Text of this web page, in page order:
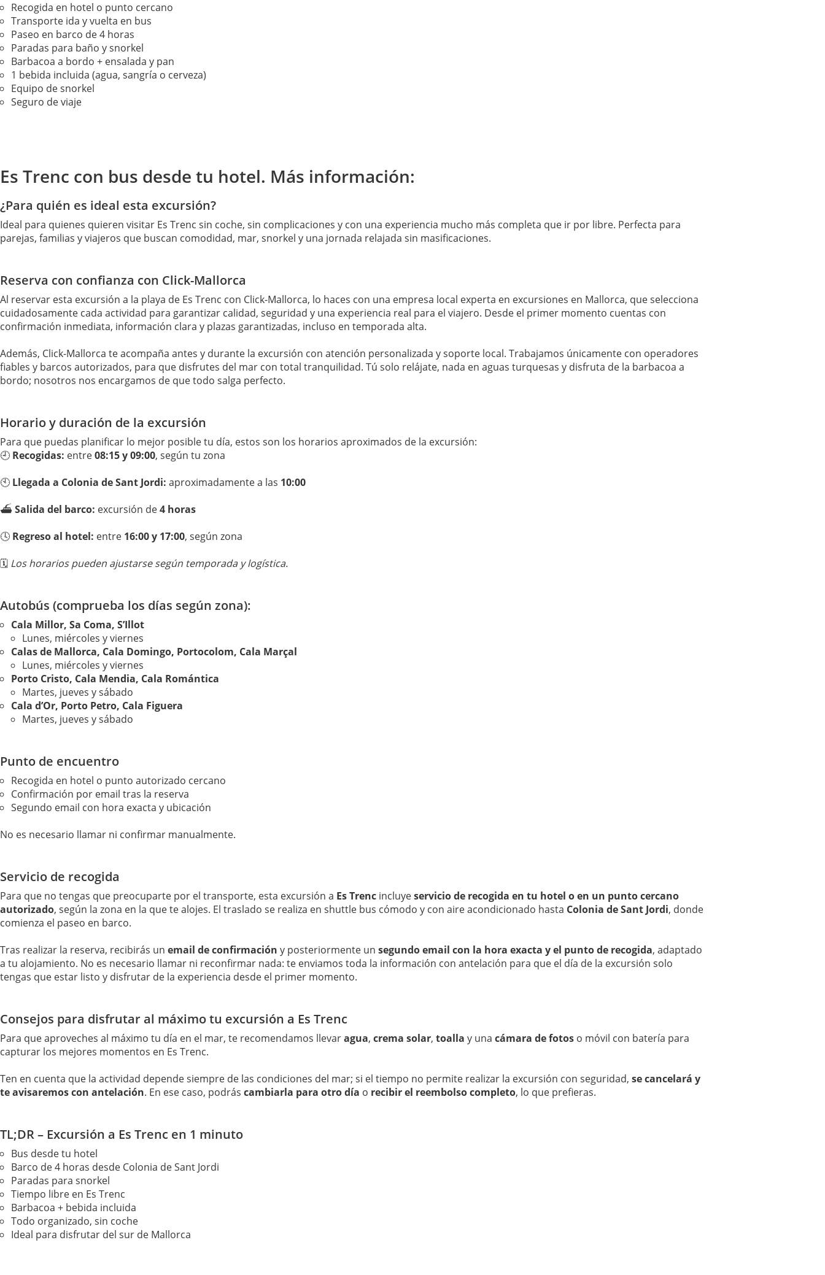
Recogida en hotel o punto cercano
Transporte ida y vuelta en bus
Paseo en barco de 4 horas
Paradas para baño y snorkel
Barbacoa a bordo + ensalada y pan
1 bebida incluida (agua, sangría o cerveza)
Equipo de snorkel
Seguro de viaje
Es Trenc con bus desde tu hotel. Más información:
¿Para quién es ideal esta excursión?
Ideal para quienes quieren visitar Es Trenc sin coche, sin complicaciones y con una experiencia mucho más completa que ir por libre. Perfecta para
parejas, familias y viajeros que buscan comodidad, mar, snorkel y una jornada relajada sin masificaciones.
Reserva con confianza con Click-Mallorca
Al reservar esta excursión a la playa de Es Trenc con Click-Mallorca, lo haces con una empresa local experta en excursiones en Mallorca, que selecciona
cuidadosamente cada actividad para garantizar calidad, seguridad y una experiencia real para el viajero. Desde el primer momento cuentas con
confirmación inmediata, información clara y plazas garantizadas, incluso en temporada alta.
Además, Click-Mallorca te acompaña antes y durante la excursión con atención personalizada y soporte local. Trabajamos únicamente con operadores
fiables y barcos autorizados, para que disfrutes del mar con total tranquilidad. Tú solo relájate, nada en aguas turquesas y disfruta de la barbacoa a
bordo; nosotros nos encargamos de que todo salga perfecto.
Horario y duración de la excursión
Para que puedas planificar lo mejor posible tu día, estos son los horarios aproximados de la excursión:
🕘 Recogidas: entre08:15 y 09:00, según tu zona
🕙 Llegada a Colonia de Sant Jordi: aproximadamente a las 10:00
⛴️Salida del barco: excursión de4 horas
🕓 Regreso al hotel: entre 16:00 y 17:00, según zona
🗓️ Los horarios pueden ajustarse según temporada y logística.
Autobús (comprueba los días según zona):
Cala Millor, Sa Coma, S’Illot
Lunes, miércoles y viernes
Calas de Mallorca, Cala Domingo, Portocolom, Cala Marçal
Lunes, miércoles y viernes
Porto Cristo, Cala Mendia, Cala Romántica
Martes, jueves y sábado
Cala d’Or, Porto Petro, Cala Figuera
Martes, jueves y sábado
Punto de encuentro
Recogida en hotel o punto autorizado cercano
Confirmación por email tras la reserva
Segundo email con hora exacta y ubicación
No es necesario llamar ni confirmar manualmente.
Servicio de recogida
Para que no tengas que preocuparte por el transporte, esta excursión a Es Trenc incluyeservicio de recogida en tu hotel o en un punto cercano
autorizado, según la zona en la que te alojes. El traslado se realiza en shuttle bus cómodo y con aire acondicionado hasta Colonia de Sant Jordi, donde
comienza el paseo en barco.
Tras realizar la reserva, recibirás un email de confirmación y posteriormente un segundo email con la hora exacta y el punto de recogida, adaptado
a tu alojamiento. No es necesario llamar ni reconfirmar nada: te enviamos toda la información con antelación para que el día de la excursión solo
tengas que estar listo y disfrutar de la experiencia desde el primer momento.
Consejos para disfrutar al máximo tu excursión a Es Trenc
Para que aproveches al máximo tu día en el mar, te recomendamos llevaragua, crema solar, toalla y una cámara de fotos o móvil con batería para
capturar los mejores momentos en Es Trenc.
Ten en cuenta que la actividad depende siempre de las condiciones del mar; si el tiempo no permite realizar la excursión con seguridad, se cancelará y
te avisaremos con antelación. En ese caso, podrás cambiarla para otro día o recibir el reembolso completo, lo que prefieras.
TL;DR – Excursión a Es Trenc en 1 minuto
Bus desde tu hotel
Barco de 4 horas desde Colonia de Sant Jordi
Paradas para snorkel
Tiempo libre en Es Trenc
Barbacoa + bebida incluida
Todo organizado, sin coche
Ideal para disfrutar del sur de Mallorca